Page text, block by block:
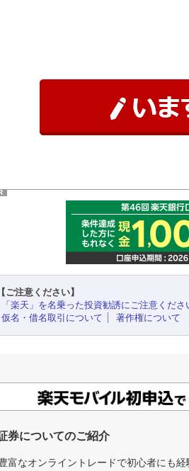
【ご注意ください】
「楽天」を名乗った投資勧誘にご注意くださ
仮名・借名取引について
著作権について
券についてのご紹介
富なオンライントレードで初心者にも